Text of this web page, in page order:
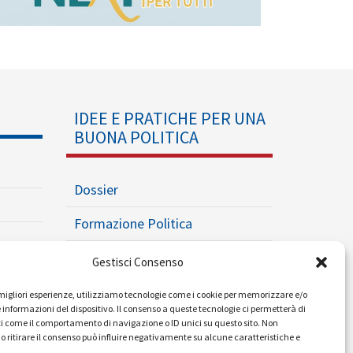
Gestisci Consenso
esperienze, utilizziamo tecnologie come i cookie per memorizzare e/o
del dispositivo. Il consenso a queste tecnologie ci permetterà di
come il comportamento di navigazione o ID unici su questo sito. Non
ritirare il consenso può influire negativamente su alcune caratteristiche e
IDEE E PRATICHE PER UNA
BUONA POLITICA
Dossier
Formazione Politica
Eventi
Ricerche e Analisi